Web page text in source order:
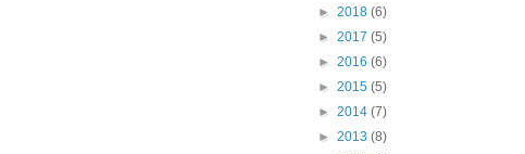
► 2018 (6)
► 2017 (5)
► 2016 (6)
► 2015 (5)
► 2014 (7)
► 2013 (8)